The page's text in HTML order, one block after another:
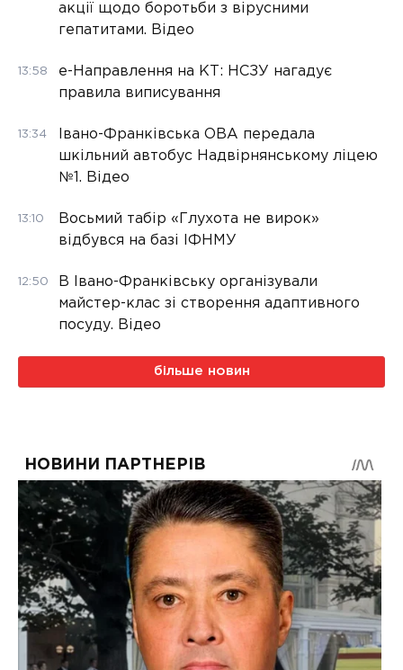
акції щодо боротьби з вірусними
гепатитами. Відео
13:58
е-Направлення на КТ: НСЗУ нагадує
правила виписування
13:34
Івано-Франківська ОВА передала
шкільний автобус Надвірнянському ліцею
№1. Відео
13:10
Восьмий табір «Глухота не вирок»
відбувся на базі ІФНМУ
12:50
В Івано-Франківську організували
майстер-клас зі створення адаптивного
посуду. Відео
більше новин